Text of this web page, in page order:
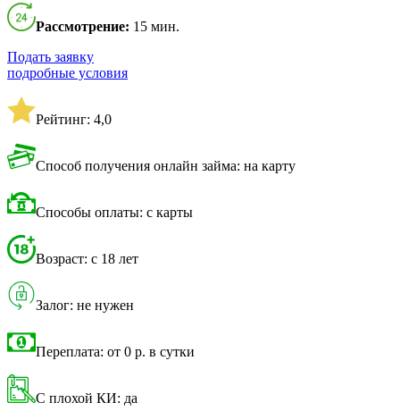
Рассмотрение: 15 мин.
Подать заявку
подробные условия
Рейтинг: 4,0
Способ получения онлайн займа: на карту
Способы оплаты: с карты
Возраст: с 18 лет
Залог: не нужен
Переплата: от 0 р. в сутки
С плохой КИ: да